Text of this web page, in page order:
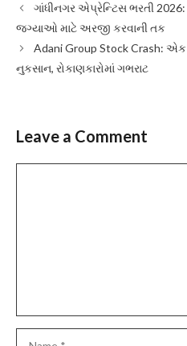
ગાંધીનગર એપ્રેન્ટિસ ભરતી
જગ્યાઓ માટે અરજી કરવાની તક
Adani Group Stock Crash:
નુકસાન, રોકાણકારોમાં ગભરાટ
Leave a Comment